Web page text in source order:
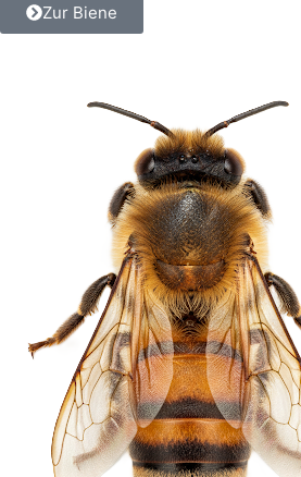
Zur Biene